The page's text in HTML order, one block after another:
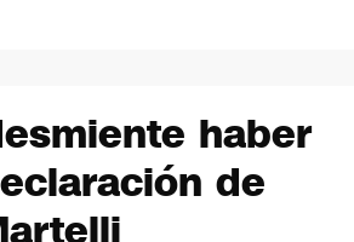
haber
de